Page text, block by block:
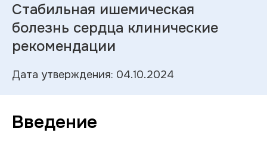
Стабильная ишемическая
болезнь сердца клинические
рекомендации
Дата утверждения: 04.10.2024
Введение